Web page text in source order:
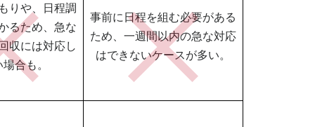
りや、日程調
るため、急な
収には対応し
合も。
事前に日程を組む必要がある
ため、一週間以内の急な対応
はできないケースが多い。